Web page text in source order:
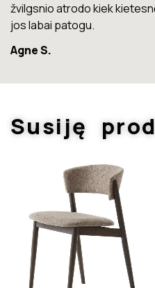
Marius T.
Susiję